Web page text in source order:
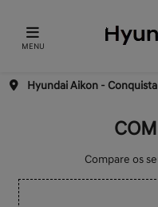
MENU
Hyundai Aikon – Conquista
Compare os